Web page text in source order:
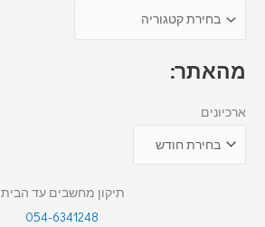
מהאתר:
ארכיונים
תיקון מחשבים עד הבית
054-6341248